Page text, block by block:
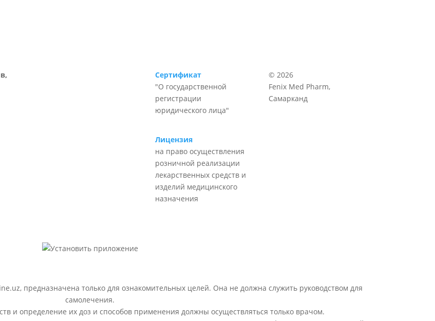
Сертификат
"О государственной
регистрации
юридического лица"
Лицензия
на право осуществления
розничной реализации
лекарственных средств и
изделий медицинского
назначения
© 2026
Fenix Med Pharm,
Самарканд
предназначена только для ознакомительных целей. Она не должна служить руководством для
самолечения.
и определение их доз и способов применения должны осуществляться только врачом.